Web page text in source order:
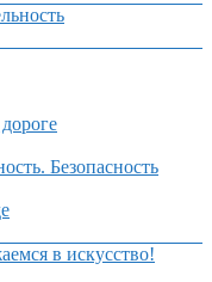
Безопасность
в искусство!